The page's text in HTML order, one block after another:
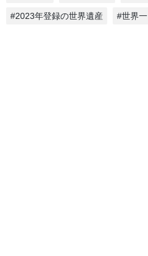
#2023年登録の世界遺産 #世界一